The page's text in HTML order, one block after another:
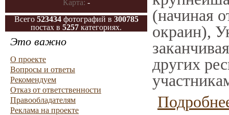
Карта: -
Всего 523434фотографий в 300785
постах в 5257 категориях.
Это важно
О проекте
Вопросы и ответы
Рекомендуем
Отказ от ответственности
Правообладателям
Реклама на проекте
(начиная
окраин),
других